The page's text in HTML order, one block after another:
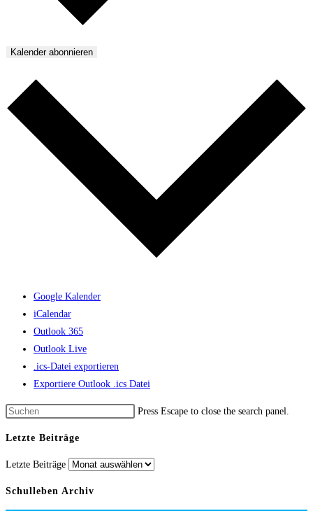
Kalender abonnieren
Google Kalender
iCalendar
Outlook 365
Outlook Live
.ics-Datei exportieren
Exportiere Outlook .ics Datei
Press Escape to close the search panel.
Letzte Beiträge
Letzte Beiträge
Schulleben Archiv